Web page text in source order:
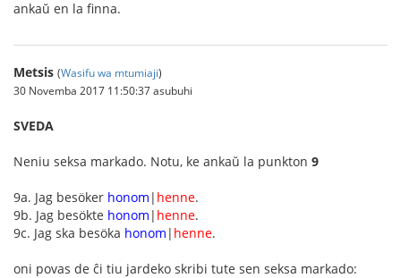
ankaŭ en la finna.
Metsis (Wasifu wa mtumiaji)
30 Novemba 2017 11:50:37 asubuhi
SVEDA
Neniu seksa markado. Notu, ke ankaŭ la punkton 9
9a. Jag besöker honom | henne.
9b. Jag besökte honom | henne.
9c. Jag ska besöka honom | henne.
oni povas de ĉi tiu jardeko skribi tute sen seksa markado: